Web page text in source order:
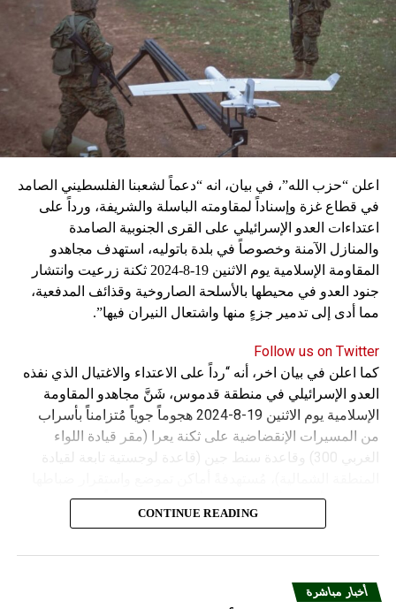
اعلن “حزب الله”، في بيان، انه “دعماً لشعبنا الفلسطيني الصامد
في قطاع غزة وإسناداً لمقاومته الباسلة ‌‏‌‏‌والشريفة، ورداً على
اعتداءات العدو الإسرائيلي على القرى الجنوبية الصامدة
والمنازل الآمنة وخصوصاً في بلدة باتوليه، استهدف مجاهدو
المقاومة الإسلامية يوم الاثنين 19-8-2024 ثكنة زرعيت وانتشار
جنود العدو في محيطها بالأسلحة الصاروخية وقذائف المدفعية،
مما أدى إلى تدمير جزءٍ منها واشتعال النيران فيها”.
Follow us on Twitter
كما اعلن في بيان اخر، أنه “رداً على الاعتداء والاغتيال الذي نفذه
العدو الإسرائيلي في منطقة قدموس، شَنَّ مجاهدو المقاومة
الإسلامية يوم الاثنين 19-8-2024 هجوماً جوياً مُتزامناً بأسراب
من المسيرات الإنقضاضية على ثكنة يعرا (مقر قيادة اللواء
الغربي 300) وقاعدة سنط جين (قاعدة لوجستية تابعة لقيادة
وجنودها وأصابت أهدافها بدقة وأوقعت فيهم عدداً من القتلى
CONTINUE READING
أخبار مباشرة